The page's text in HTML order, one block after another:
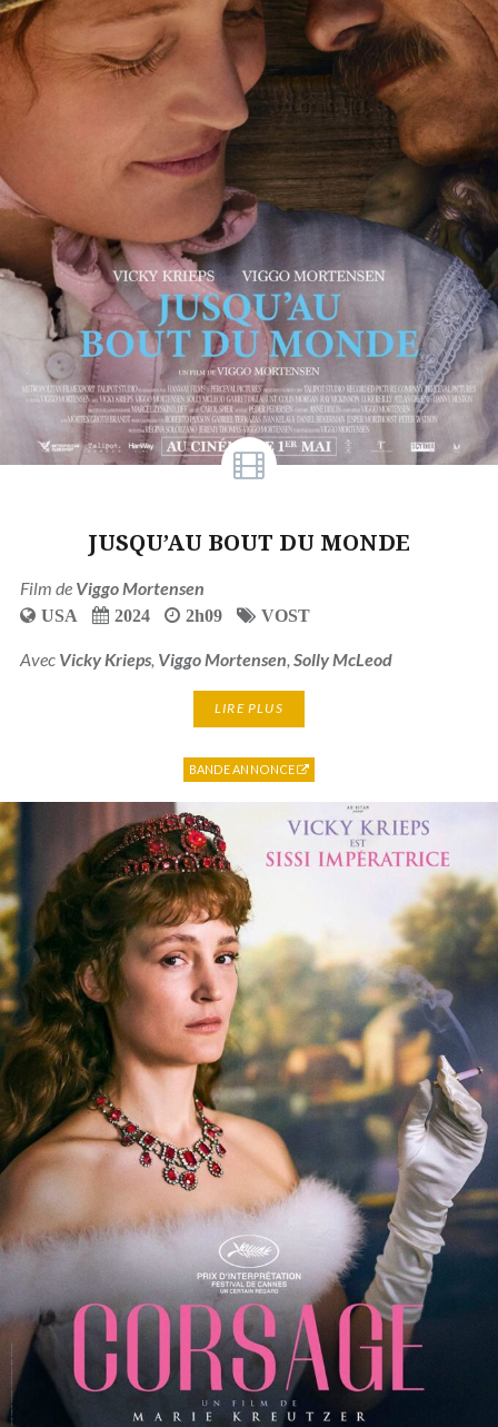
JUSQU’AU BOUT DU MONDE
Film de Viggo Mortensen
USA 2024 2h09 VOST
Avec Vicky Krieps, Viggo Mortensen Solly McLeod
LIRE PLUS
BANDE ANNONCE